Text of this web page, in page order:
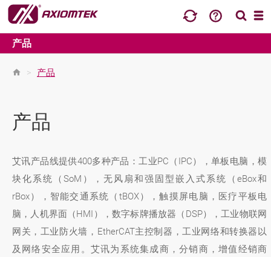
产品
> 产品
产品
艾讯产品线提供400多种产品：工业PC（IPC），单板电脑，模
块化系统（SoM），无风扇和强固型嵌入式系统（eBox和
rBox），智能交通系统（tBOX），触摸屏电脑，医疗平板电
脑，人机界面（HMI），数字标牌播放器（DSP），工业物联网
网关，工业防火墙，EtherCAT主控制器，工业网络和转换器以
及网络安全应用。艾讯为系统集成商，分销商，增值经销商